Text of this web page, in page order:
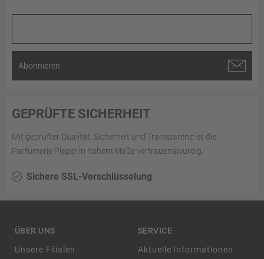
Abonnieren
GEPRÜFTE SICHERHEIT
Mit geprüfter Qualität, Sicherheit und Transparenz ist die
Parfümerie Pieper in hohem Maße vertrauenswürdig.
Sichere SSL-Verschlüsselung
ÜBER UNS
Unsere Filialen
SERVICE
Aktuelle Informationen